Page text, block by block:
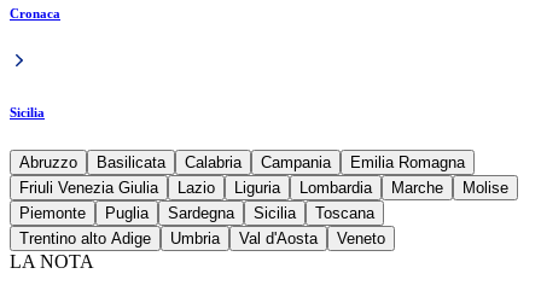
Cronaca
Sicilia
Abruzzo Basilicata Calabria Campania
Emilia Romagna
Friuli Venezia Giulia
Lazio Liguria Lombardia Marche
Molise
Piemonte
Puglia Sardegna Sicilia
Toscana
Trentino alto Adige
Umbria Val d'Aosta Veneto
LA NOTA